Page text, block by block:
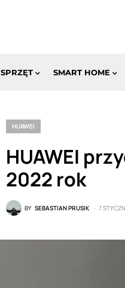
SPRZĘT SMART HOME
HUAWEI
HUAWEI
2022 rok
BY SEBASTIAN PRUSIK 7